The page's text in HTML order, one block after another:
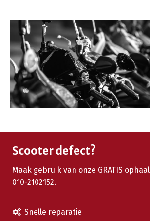
Scooter defect?
Maak gebruik van onze GRATIS
010-2102152.
Snelle reparatie